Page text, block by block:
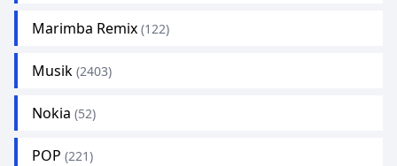
Marimba Remix (122)
Musik (2403)
Nokia (52)
POP (221)